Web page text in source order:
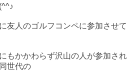
友人のゴルフコンペに参加させて
もかかわらず沢山の人が参加され
世代の